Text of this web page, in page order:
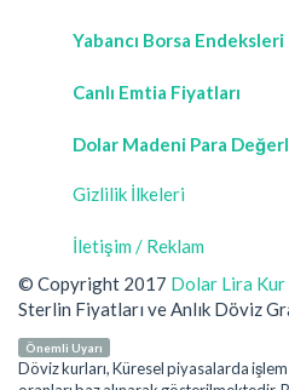
Yabancı Borsa Endeksleri
Canlı Emtia Fiyatları
Dolar Madeni Para
Gizlilik İlkeleri
İletişim / Reklam
© Copyright 2017 Dolar Lira Kur
Sterlin Fiyatları ve Anlık Döviz
Önemli Uyarı
Döviz kurları, Küresel piyasalarda